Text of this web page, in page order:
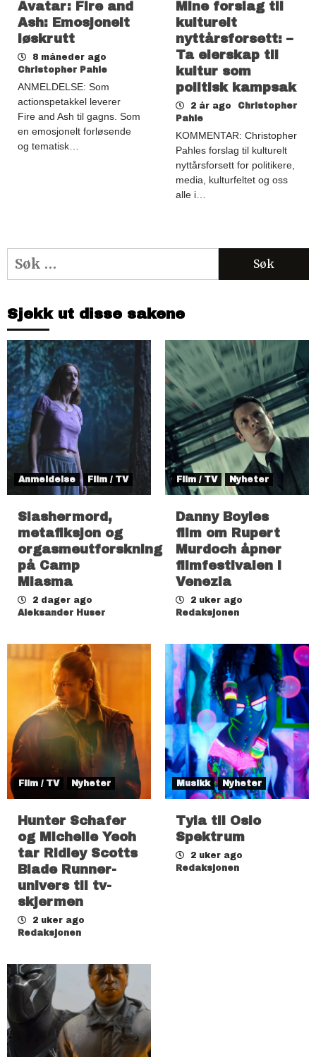
Avatar: Fire and
Ash: Emosjonelt
løskrutt
8 måneder ago
Christopher Pahle
ANMELDELSE: Som
actionspetakkel leverer
Fire and Ash til gagns. Som
en emosjonelt forløsende
og tematisk…
Mine forslag til
kulturelt
nyttårsforsett: –
Ta eierskap til
kultur som
politisk kampsak
2 år ago
Christopher
Pahle
KOMMENTAR: Christopher
Pahles forslag til kulturelt
nyttårsforsett for politikere,
media, kulturfeltet og oss
alle i…
Søk
etter:
Sjekk ut disse sakene
Anmeldelse Film / TV
Slashermord,
metafiksjon og
orgasmeutforskning
på Camp
Miasma
2 dager ago
Aleksander Huser
Film / TV Nyheter
Danny Boyles
film om Rupert
Murdoch åpner
filmfestivalen i
Venezia
2 uker ago
Redaksjonen
Film / TV Nyheter
Hunter Schafer
og Michelle Yeoh
tar Ridley Scotts
Blade Runner-
univers til tv-
skjermen
2 uker ago
Redaksjonen
Musikk Nyheter
Tyla til Oslo
Spektrum
2 uker ago
Redaksjonen